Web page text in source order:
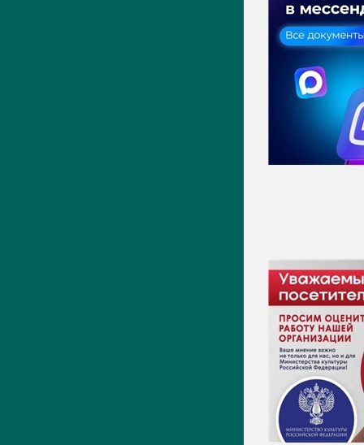
Актуально
Новости
Фото